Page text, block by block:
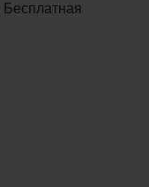
Бесплатная